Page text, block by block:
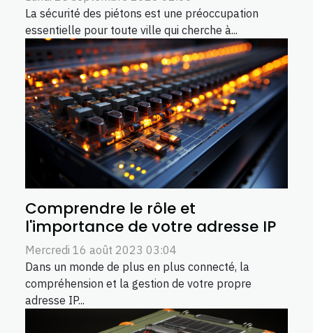
La sécurité des piétons est une préoccupation
essentielle pour toute ville qui cherche à...
Comprendre le rôle et
l'importance de votre adresse IP
Mercredi 16 août 2023 03:04
Dans un monde de plus en plus connecté, la
compréhension et la gestion de votre propre
adresse IP...